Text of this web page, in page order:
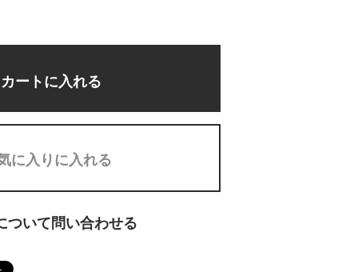
カートに入れる
に入りに入れる
ついて問い合わせる